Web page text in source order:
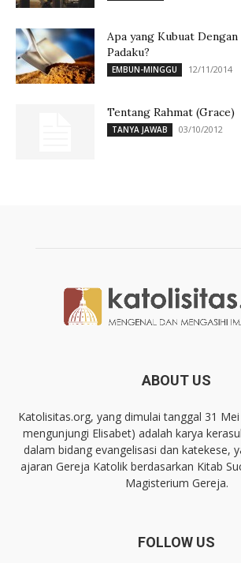
Apa yang Kubuat
Padaku?
EMBUN-MINGGU 12/11/2014
Tentang Rahmat (Grace)
TANYA JAWAB 03/10/2012
ABOUT US
Katolisitas.org, yang dimulai tanggal 31
mengunjungi Elisabet) adalah karya
dalam bidang evangelisasi dan katekese,
ajaran Gereja Katolik berdasarkan Kitab
Magisterium Gereja.
FOLLOW US